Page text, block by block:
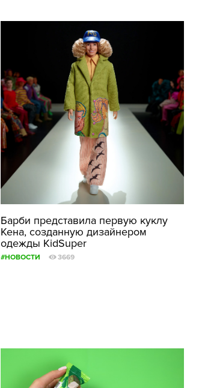
Барби представила первую куклу
Кена, созданную дизайнером
одежды KidSuper
#НОВОСТИ 3669